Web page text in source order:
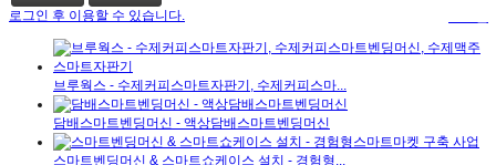
로그인 후 이용할 수 있습니다.
브루웍스 - 수제커피스마트자판기, 수제커피스마...
담배스마트벤딩머신 - 액상담배스마트벤딩머신
스마트벤딩머신 & 스마트쇼케이스 설치 - 경험형...